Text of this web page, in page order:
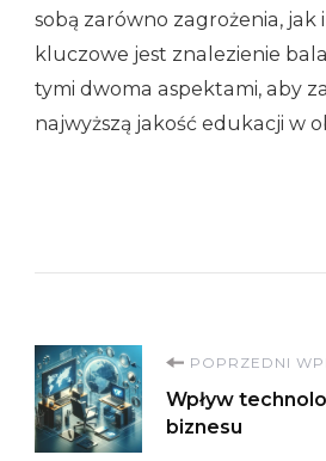
sobą zarówno zagrożenia, jak
kluczowe jest znalezienie
tymi dwoma aspektami, aby
najwyższą jakość edukacji w
Nawigacja
wpisu
POPRZEDNI
Wpływ
biznesu